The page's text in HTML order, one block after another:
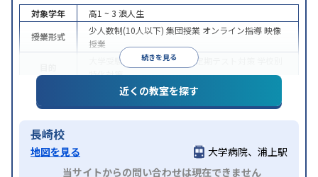
続きを見る
対象学年 高1 ~ 3 浪人生
授業形式
少人数制(10人以下) 集団授業 オンライン指導映像
授業
大学受験 医学部受験 授業・定期テスト対策
特化対策
入塾に学力基準あり学習にPC・タブレットを利用
オンライン対応
近くの教室を探す
長崎校
地図を見る
大学病院、浦上駅
当サイトからの問い合わせは現在できません